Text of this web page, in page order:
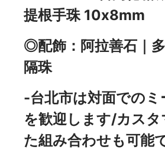
提根手珠 10x8mm
◎配飾：阿拉善石｜
隔珠
-台北市は対面での
を歓迎します/カス
た組み合わせも可能